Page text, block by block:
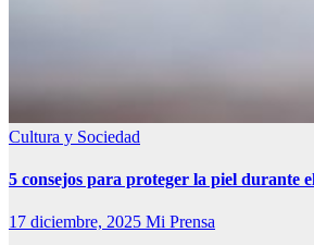
Cultura y Sociedad
5 consejos para proteger la piel durante
17 diciembre, 2025 Mi Prensa